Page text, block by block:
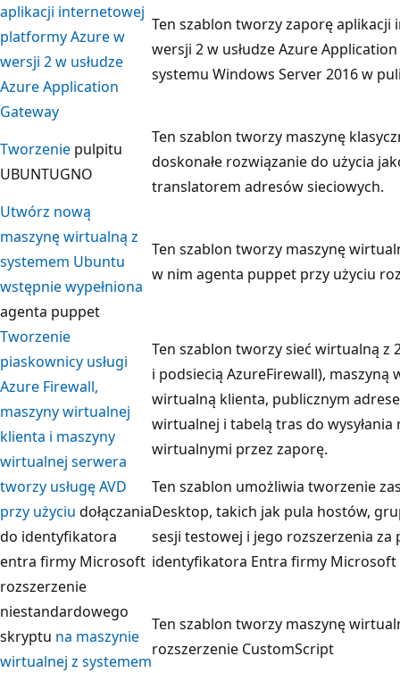
aplikacji internetowej
platformy Azure w
wersji 2 w usłudze
Azure Application
Gateway
Ten szablon tworzy zaporę
wersji 2 w usłudze Azure
systemu Windows Server 2016 w
Tworzenie pulpitu
UBUNTUGNO
Ten szablon tworzy maszynę
doskonałe rozwiązanie do użycia
translatorem adresów sieciowych.
Utwórz nową
maszynę wirtualną z
systemem Ubuntu
wstępnie wypełniona
agenta puppet
Ten szablon tworzy maszynę
w nim agenta puppet przy użyciu
Tworzenie
piaskownicy usługi
Azure Firewall,
maszyny wirtualnej
klienta i maszyny
wirtualnej serwera
Ten szablon tworzy sieć wirtualną z
i podsiecią AzureFirewall),
wirtualną klienta, publicznym
wirtualnej i tabelą tras do
wirtualnymi przez zaporę.
tworzy usługę AVD
przy użyciu dołączania
do identyfikatora
entra firmy Microsoft
Ten szablon umożliwia tworzenie
Desktop, takich jak pula hostów,
sesji testowej i jego rozszerzenia za
identyfikatora Entra firmy Microsoft
rozszerzenie
niestandardowego
skryptu na maszynie
wirtualnej z systemem
Ten szablon tworzy maszynę
rozszerzenie CustomScript